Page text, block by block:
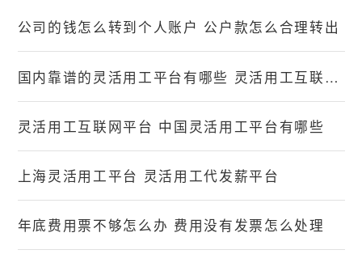
助网灵活用工平台合作。第一就是平台资质
值得大家放心，证件资质都是得到了国家认
可的，安全性上值得肯定。第二就是用户数
量比较庞大，企业可以从中找到自己满意的
任务承接人员。第三是操作规范，能够让企
业规避各种不必要的风险。（灵活用工平
台）
乐助网灵活用工平台为企业提供了灵活用工
公司的钱怎么转到个人账户 公户款怎么合理转出
国内靠谱的灵活用工平台有哪些 灵活用工互联网平台哪个好
灵活用工互联网平台 中国灵活用工平台有哪些
上海灵活用工平台 灵活用工代发薪平台
年底费用票不够怎么办 费用没有发票怎么处理